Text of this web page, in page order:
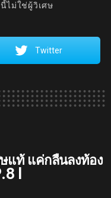
ไม่ใช่ผู้วิเศษ
Twitter
แท้ แค่กลืนลงท้อง
|